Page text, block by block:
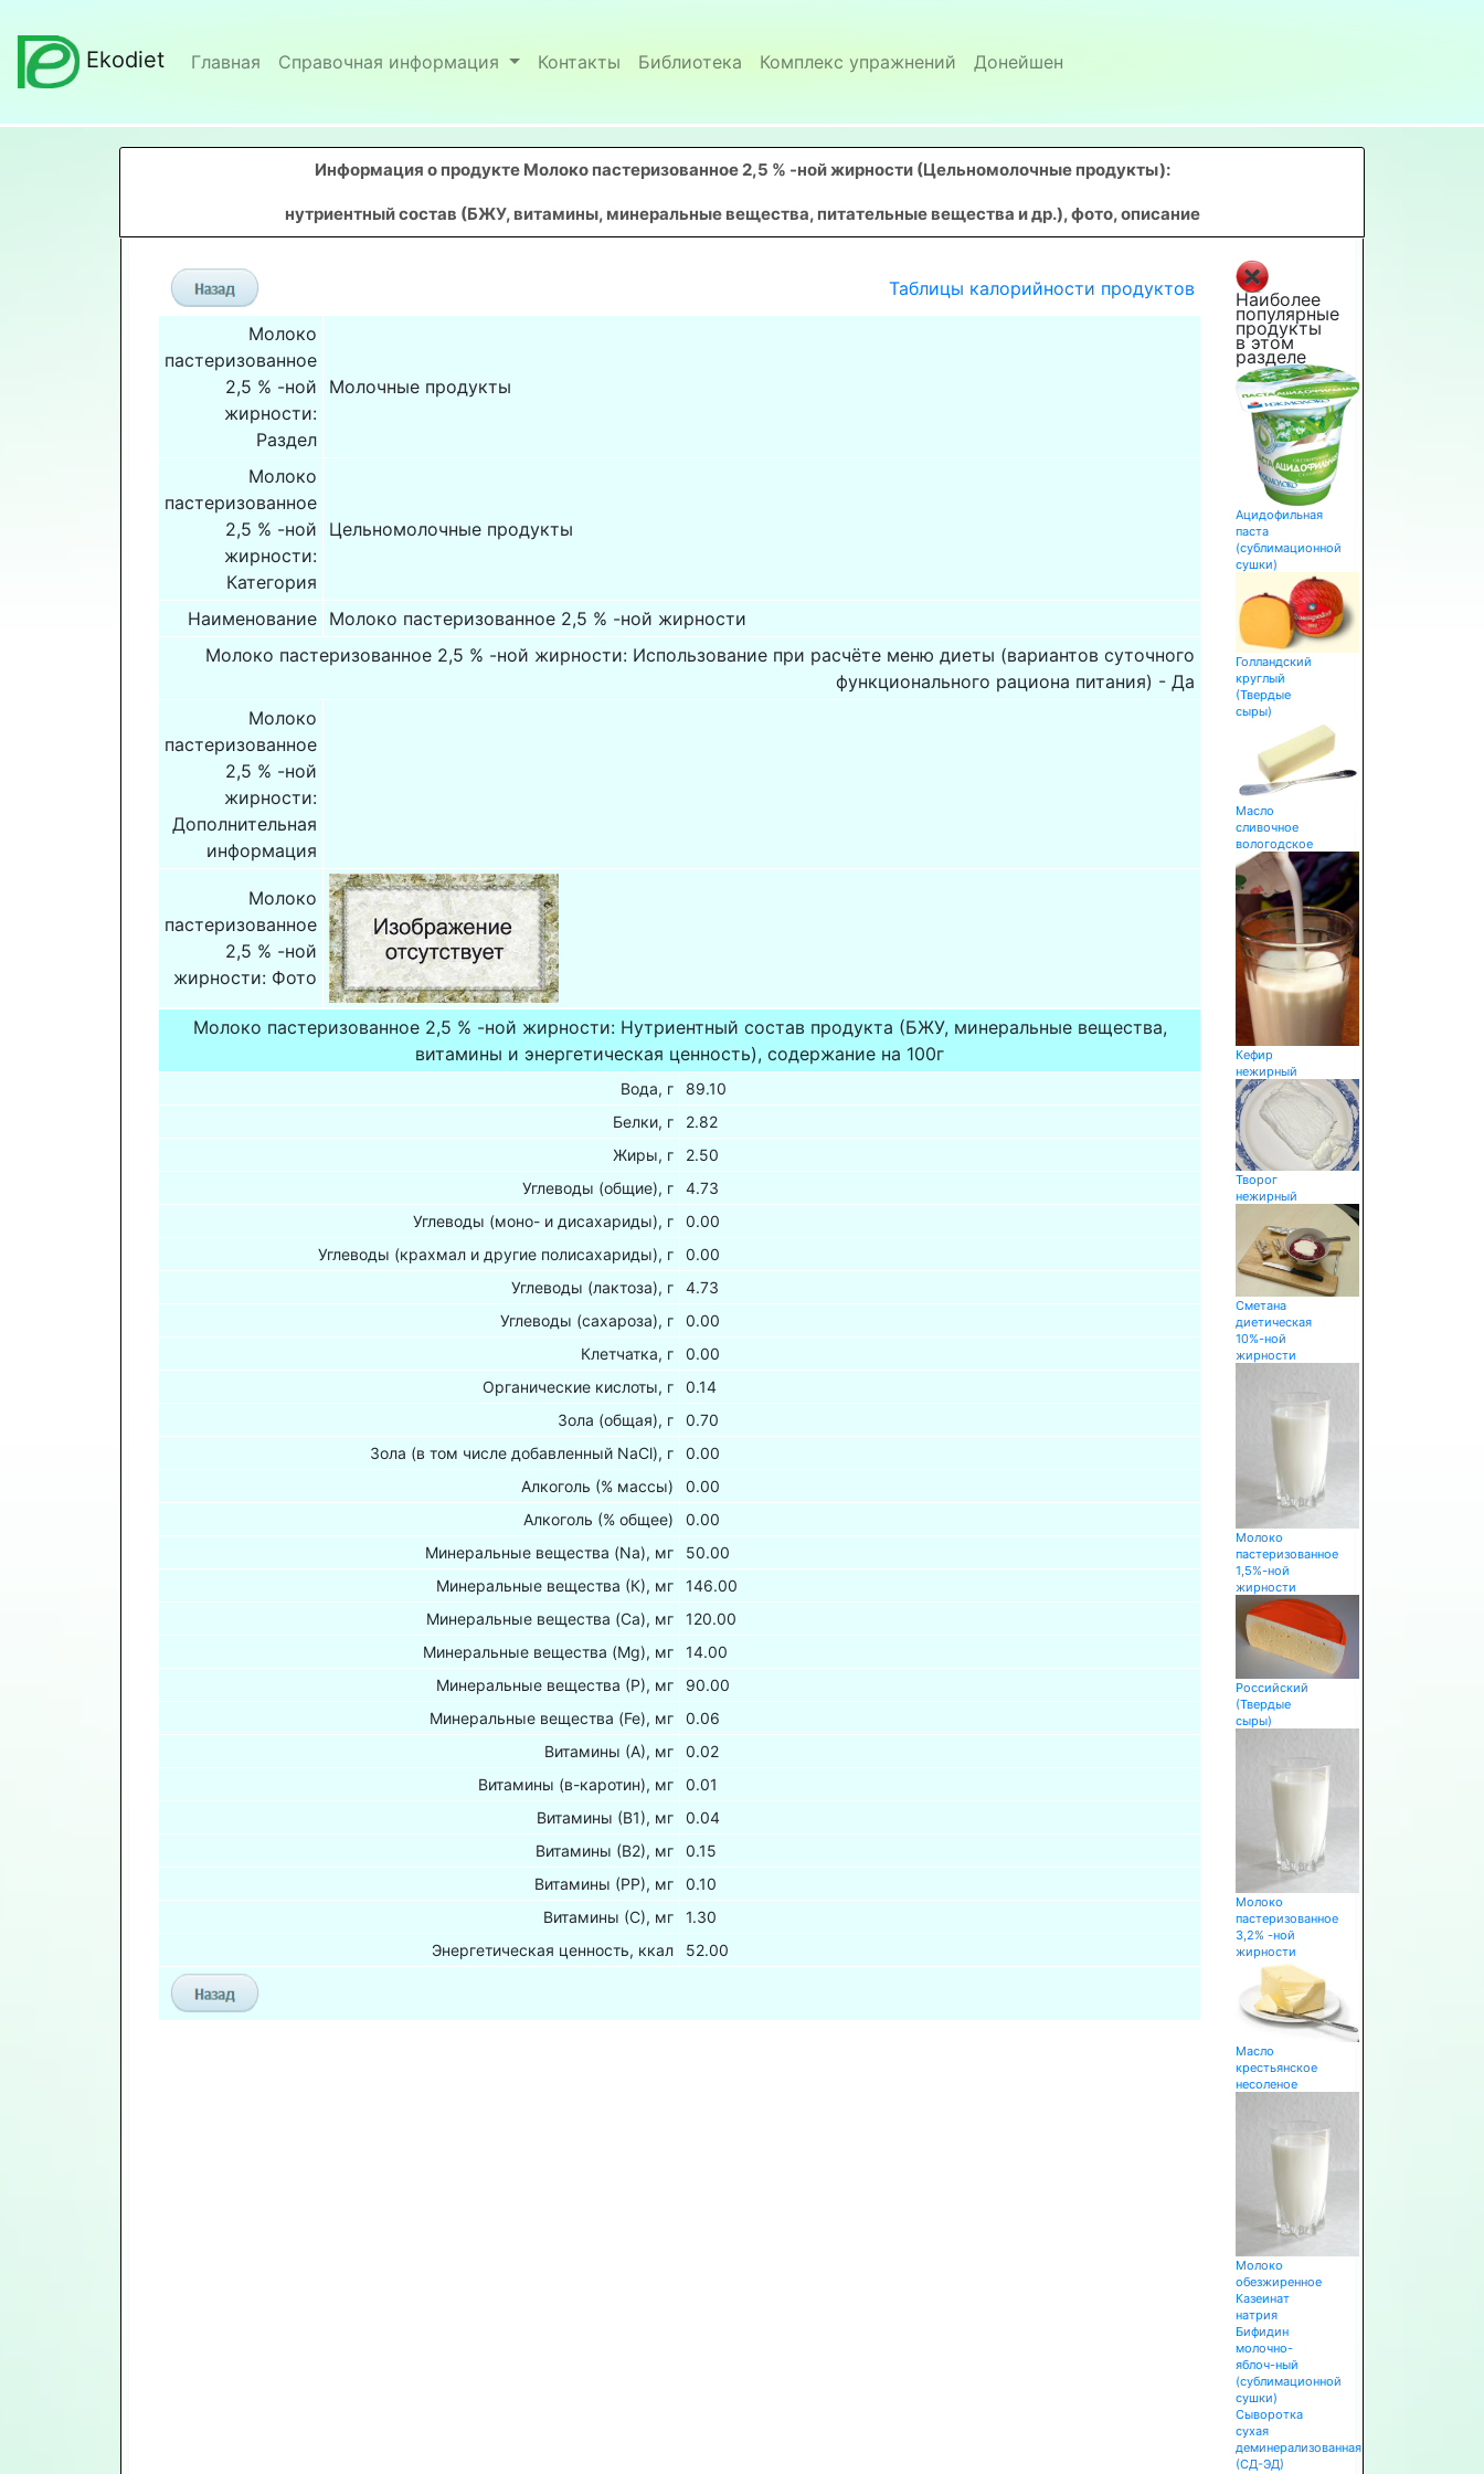
Ekodiet Главная Справочная информация Контакты Библиотека Комплекс упражнений Донейшен
Информация о продукте Молоко пастеризованное 2,5 % -ной жирности (Цельномолочные продукты):
нутриентный состав (БЖУ, витамины, минеральные вещества, питательные вещества и др.), фото, описание
Таблицы калорийности продуктов
Молоко
пастеризованное
2,5 % -ной
жирности:
Раздел
Молочные продукты
Молоко
пастеризованное
2,5 % -ной
жирности:
Категория
Цельномолочные продукты
Наименование Молоко пастеризованное 2,5 % -ной жирности
Молоко пастеризованное 2,5 % -ной жирности: Использование при расчёте меню диеты (вариантов суточного
функционального рациона питания) - Да
Молоко
пастеризованное
2,5 % -ной
жирности:
Дополнительная
информация
Молоко
пастеризованное
2,5 % -ной
жирности: Фото
Молоко пастеризованное 2,5 % -ной жирности: Нутриентный состав продукта (БЖУ, минеральные вещества,
витамины и энергетическая ценность), содержание на 100г
Вода, г
89.10
Белки, г
2.82
Жиры, г
2.50
Углеводы (общие), г
4.73
Углеводы (моно- и дисахариды), г
0.00
Углеводы (крахмал и другие полисахариды), г
0.00
Углеводы (лактоза), г
4.73
Углеводы (сахароза), г
0.00
Клетчатка, г
0.00
Органические кислоты, г
0.14
Зола (общая), г
0.70
Зола (в том числе добавленный NaCl), г
0.00
Алкоголь (% массы)
0.00
Алкоголь (% общее)
0.00
Минеральные вещества (Na), мг
50.00
Минеральные вещества (К), мг
146.00
Минеральные вещества (Са), мг
120.00
Минеральные вещества (Mg), мг
14.00
Минеральные вещества (Р), мг
90.00
Минеральные вещества (Fe), мг
0.06
Витамины (А), мг
0.02
Витамины (в-каротин), мг
0.01
Витамины (В1), мг
0.04
Витамины (В2), мг
0.15
Витамины (РР), мг
0.10
Витамины (С), мг
1.30
Энергетическая ценность, ккал
52.00
Наиболее
популярные
продукты
в этом
разделе
Ацидофильная
паста
(сублимационной
сушки)
Голландский
круглый
(Твердые
сыры)
Масло
сливочное
вологодское
Кефир
нежирный
Творог
нежирный
Сметана
диетическая
10%-ной
жирности
Молоко
пастеризованное
1,5%-ной
жирности
Российский
(Твердые
сыры)
Молоко
пастеризованное
3,2% -ной
жирности
Масло
крестьянское
несоленое
Молоко
обезжиренное
Казеинат
натрия
Бифидин
молочно-
яблоч-ный
(сублимационной
сушки)
Сыворотка
сухая
деминерализованная
(СД-ЭД)